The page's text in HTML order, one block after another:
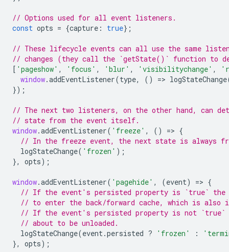
// Options used for all event listeners.
const opts = {capture : true};
// These lifecycle events can all use the same
// changes (they call the `getState()` function to
[ 'pageshow' , 'focus' , 'blur' , 'visibilitychange' ,
window.addEventListener(type, () => logStateChange
});
// The next two listeners, on the other hand, can
// state from the event itself.
window.addEventListener( 'freeze' , () => {
// In the freeze event, the next state is always
logStateChange( 'frozen' );
},
opts);
window.addEventListener( 'pagehide' , (event) => {
// If the event's persisted property is `true` the
// to enter the back/forward cache, which is also
// If the event's persisted property is not `true`
// about to be unloaded.
logStateChange(event .persisted ? 'frozen' :
},
opts);